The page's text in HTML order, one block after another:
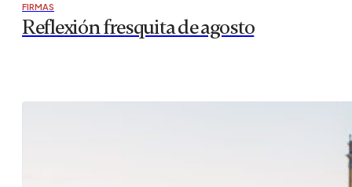
FIRMAS
Reflexión fresquita de agosto